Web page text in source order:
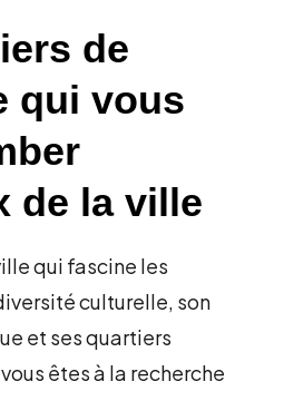
de
qui vous
de la ville
qui fascine les
culturelle, son
et ses quartiers
êtes à la recherche